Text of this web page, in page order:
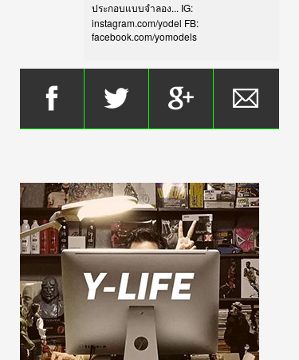
ประกอบแบบจำลอง... IG:
instagram.com/yodel FB:
facebook.com/yomodels